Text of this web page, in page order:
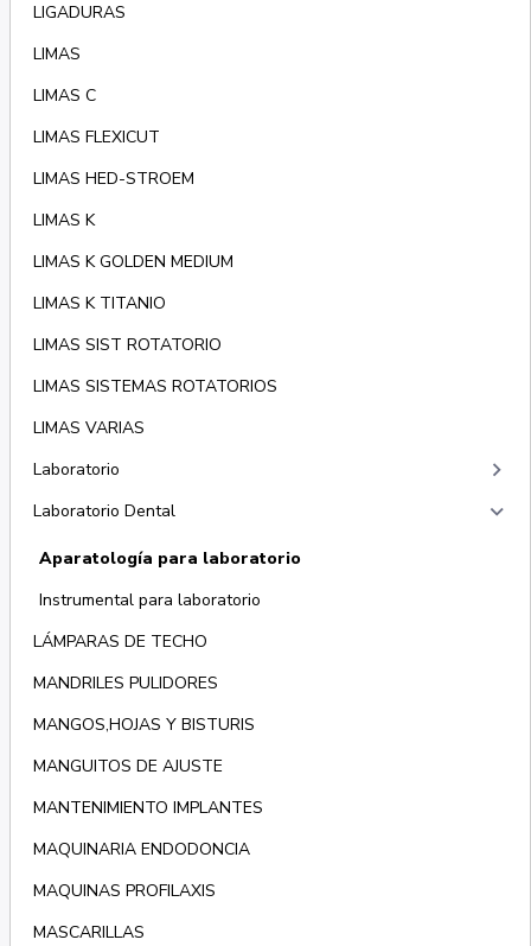
LIGADURAS
LIMAS
LIMAS C
LIMAS FLEXICUT
LIMAS HED-STROEM
LIMAS K
LIMAS K GOLDEN MEDIUM
LIMAS K TITANIO
LIMAS SIST ROTATORIO
LIMAS SISTEMAS ROTATORIOS
LIMAS VARIAS
Laboratorio
keyboard_arrow_right
Laboratorio Dental keyboard_arrow_right
Aparatología para laboratorio
Instrumental para laboratorio
LÁMPARAS DE TECHO
MANDRILES PULIDORES
MANGOS,HOJAS Y BISTURIS
MANGUITOS DE AJUSTE
MANTENIMIENTO IMPLANTES
MAQUINARIA ENDODONCIA
MAQUINAS PROFILAXIS
MASCARILLAS